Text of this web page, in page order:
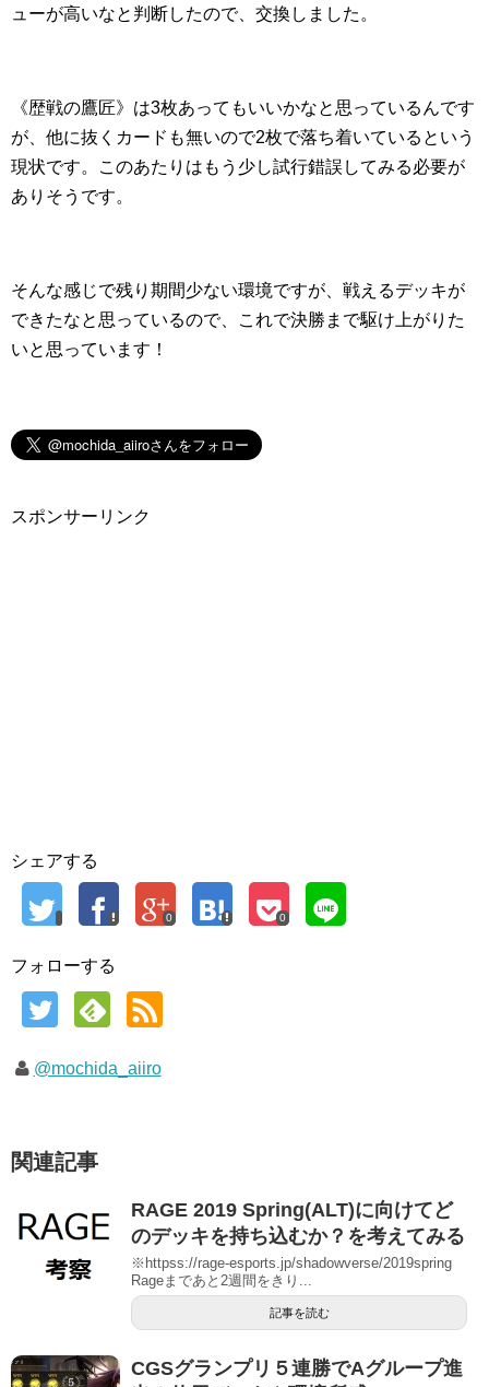
ューが高いなと判断したので、交換しました。
《歴戦の鷹匠》は3枚あってもいいかなと思っているんです
が、他に抜くカードも無いので2枚で落ち着いているという
現状です。このあたりはもう少し試行錯誤してみる必要が
ありそうです。
そんな感じで残り期間少ない環境ですが、戦えるデッキが
できたなと思っているので、これで決勝まで駆け上がりた
いと思っています！
スポンサーリンク
シェアする
0 0
フォローする
@mochida_aiiro
関連記事
RAGE 2019 Spring(ALT)に向けてど
のデッキを持ち込むか？を考えてみる
※httpss://rage-esports.jp/shadowverse/2019spring
Rageまであと2週間をきり...
記事を読む
CGSグランプリ５連勝でAグループ進